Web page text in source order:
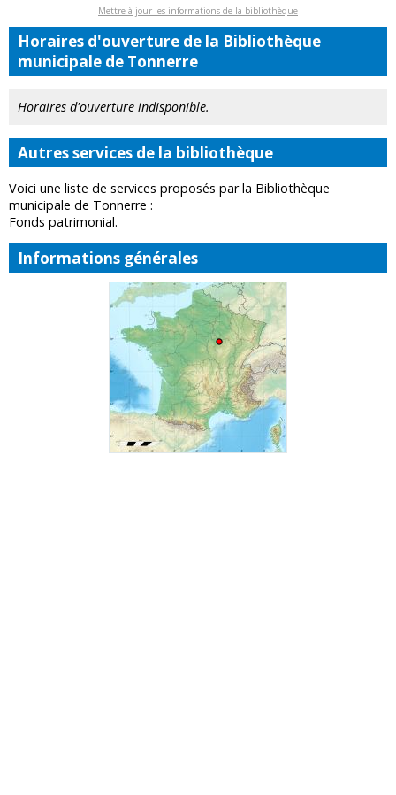
Mettre à jour les informations de la bibliothèque
Horaires d'ouverture de la Bibliothèque
municipale de Tonnerre
Horaires d'ouverture indisponible.
Autres services de la bibliothèque
Voici une liste de services proposés par la Bibliothèque
municipale de Tonnerre :
Fonds patrimonial.
Informations générales